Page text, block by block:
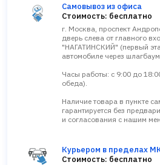
Самовывоз из офиса
Стоимость: бесплатно
г. Москва, проспект
дверь слева от главного
"НАГАТИНСКИЙ" (первый
автомобиле через
Часы работы: с 9:00 до
обеда).
Наличие товара в пункте
гарантируется без
и согласования с нашим
Курьером в пределах
Стоимость: бесплатно